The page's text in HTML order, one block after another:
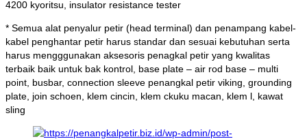
4200 kyoritsu, insulator resistance tester
* Semua alat penyalur petir (head terminal) dan penampang kabel-
kabel penghantar petir harus standar dan sesuai kebutuhan serta
harus mengggunakan aksesoris penagkal petir yang kwalitas
terbaik baik untuk bak kontrol, base plate – air rod base – multi
point, busbar, connection sleeve penangkal petir viking, grounding
plate, join schoen, klem cincin, klem ckuku macan, klem l, kawat
sling